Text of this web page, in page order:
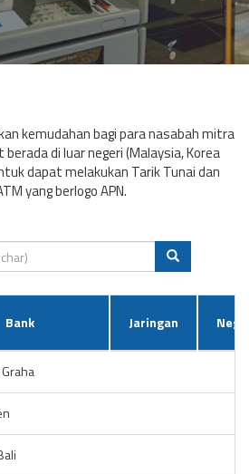
kemudahan bagi para nasabah mitra
berada di luar negeri (Malaysia, Korea
dapat melakukan Tarik Tunai dan
yang berlogo APN.
Bank Jaringan